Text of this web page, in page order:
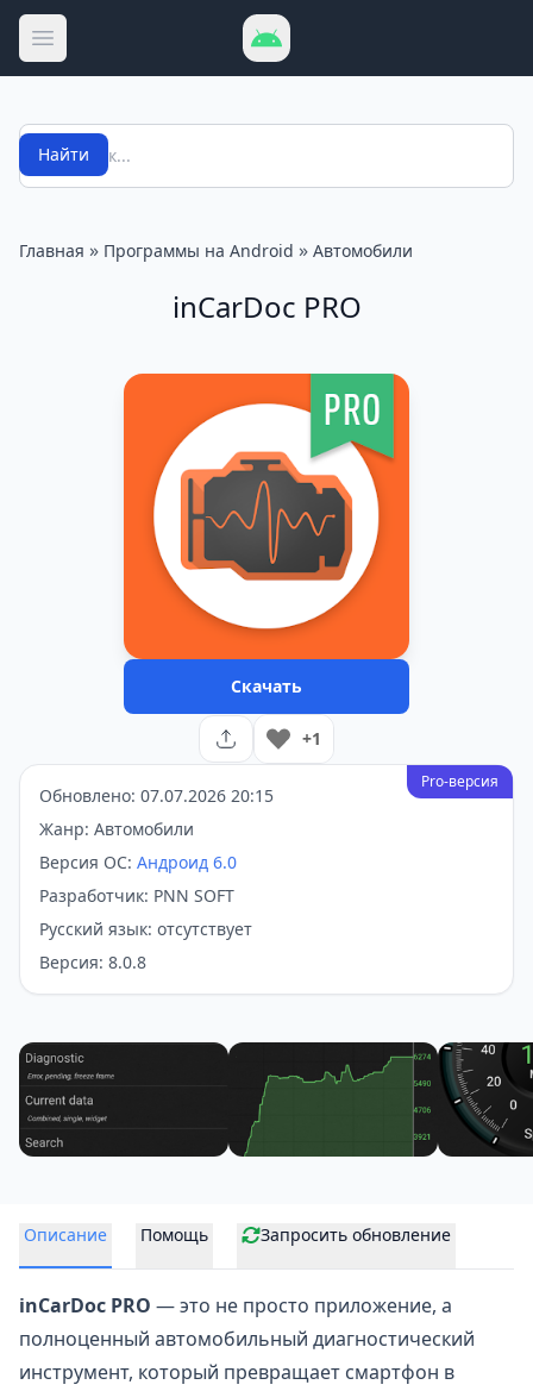
Открыть меню
Поиск
Найти
Главная » Программы на Android » Автомобили
inCarDoc PRO
Скачать
+1
Pro-версия
Обновлено: 07.07.2026 20:15
Жанр: Автомобили
Версия ОС: Андроид 6.0
Разработчик: PNN SOFT
Русский язык: отсутствует
Версия: 8.0.8
Описание Помощь Запросить обновление
inCarDoc PRO — это не просто приложение, а
полноценный автомобильный диагностический
инструмент, который превращает смартфон в